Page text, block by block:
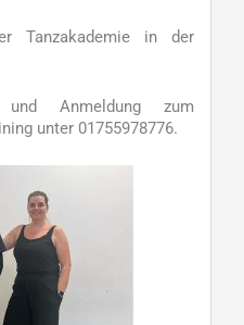
Tanzakademie in der
und Anmeldung zum
unter 01755978776.